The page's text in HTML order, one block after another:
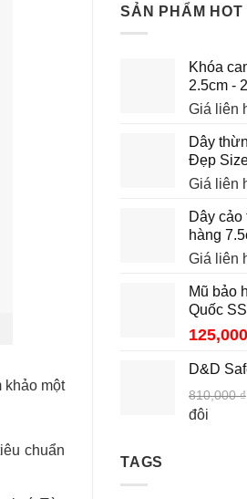
khảo một
chuẩn
SẢN PHẨM HOT
Khóa
2.5cm -
Giá liên
Dây
Đẹp
Giá liên
Dây cảo
hàng
Giá liên
Mũ bảo
Quốc
125,000
D&D
810,000₫
đôi
TAGS